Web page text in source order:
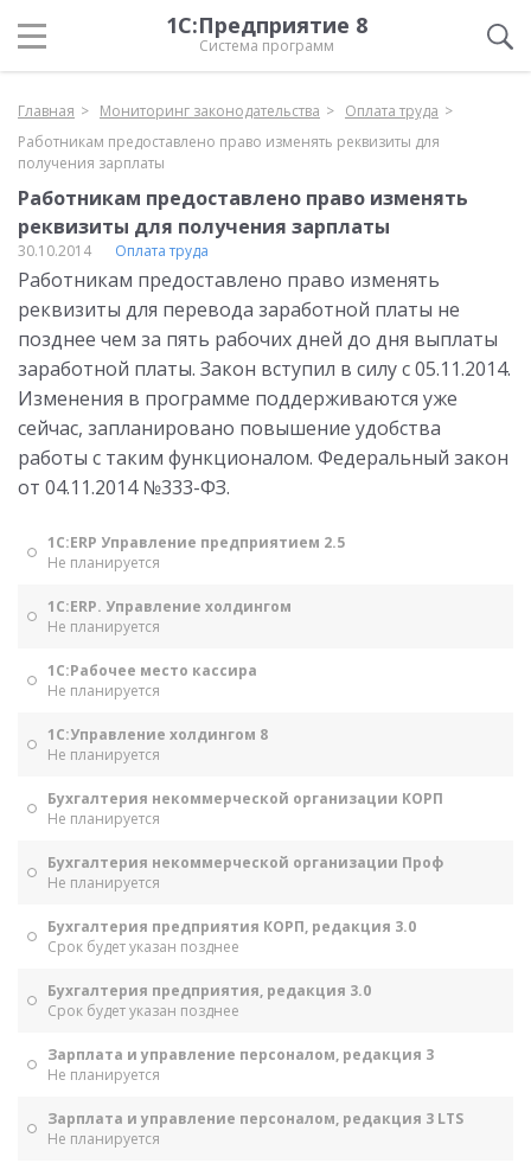
1С:Предприятие 8
Система программ
Главная Мониторинг законодательства
Оплата труда
Работникам предоставлено право изменять реквизиты для
получения зарплаты
Работникам предоставлено право изменять
реквизиты для получения зарплаты
30.10.2014 Оплата труда
Работникам предоставлено право изменять
реквизиты для перевода заработной платы не
позднее чем за пять рабочих дней до дня выплаты
заработной платы. Закон вступил в силу с 05.11.2014.
Изменения в программе поддерживаются уже
сейчас, запланировано повышение удобства
работы с таким функционалом. Федеральный закон
от 04.11.2014 №333-ФЗ.
1С:ERP Управление предприятием 2.5
Не планируется
1С:ERP. Управление холдингом
Не планируется
1С:Рабочее место кассира
Не планируется
1С:Управление холдингом 8
Не планируется
Бухгалтерия некоммерческой организации КОРП
Не планируется
Бухгалтерия некоммерческой организации Проф
Не планируется
Бухгалтерия предприятия КОРП, редакция 3.0
Срок будет указан позднее
Бухгалтерия предприятия, редакция 3.0
Срок будет указан позднее
Зарплата и управление персоналом, редакция 3
Не планируется
Зарплата и управление персоналом, редакция 3 LTS
Не планируется